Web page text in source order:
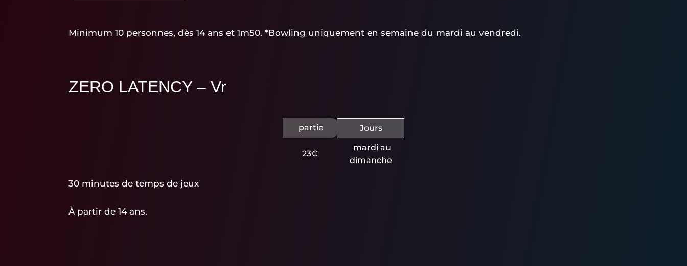
Minimum 10 personnes, dès 14 ans et 1m50. *Bowling uniquement en semaine du mardi au vendredi.
ZERO LATENCY – Vr
partie Jours
23€
mardi au
dimanche
30 minutes de temps de jeux
À partir de 14 ans.